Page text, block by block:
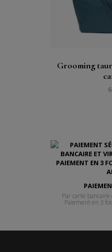
Grooming
Par carte
Paiement en 3